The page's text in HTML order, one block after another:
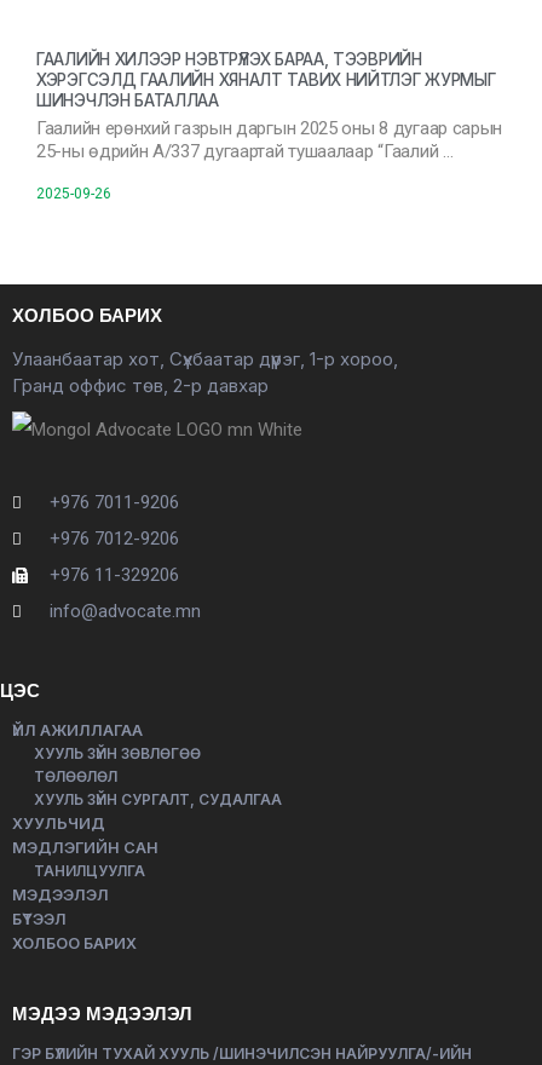
ГААЛИЙН ХИЛЭЭР НЭВТРҮҮЛЭХ БАРАА, ТЭЭВРИЙН
ХЭРЭГСЭЛД ГААЛИЙН ХЯНАЛТ ТАВИХ НИЙТЛЭГ ЖУРМЫГ
ШИНЭЧЛЭН БАТАЛЛАА
Гаалийн ерөнхий газрын даргын 2025 оны 8 дугаар сарын
25-ны өдрийн А/337 дугаартай тушаалаар “Гаалий …
2025-09-26
ХОЛБОО БАРИХ
Улаанбаатар хот, Сүхбаатар дүүрэг, 1-р хороо,
Гранд оффис төв, 2-р давхар
+976 7011-9206
+976 7012-9206
+976 11-329206
info@advocate.mn
ЦЭС
ҮЙЛ АЖИЛЛАГАА
ХУУЛЬ ЗҮЙН ЗӨВЛӨГӨӨ
ТӨЛӨӨЛӨЛ
ХУУЛЬ ЗҮЙН СУРГАЛТ, СУДАЛГАА
ХУУЛЬЧИД
МЭДЛЭГИЙН САН
ТАНИЛЦУУЛГА
МЭДЭЭЛЭЛ
БҮТЭЭЛ
ХОЛБОО БАРИХ
МЭДЭЭ МЭДЭЭЛЭЛ
ГЭР БҮЛИЙН ТУХАЙ ХУУЛЬ /ШИНЭЧИЛСЭН НАЙРУУЛГА/-ИЙН